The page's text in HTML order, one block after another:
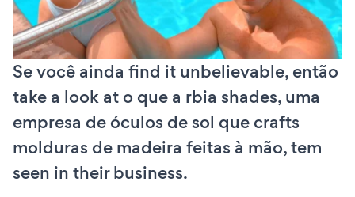
Se você ainda find it unbelievable, então
take a look at o que a rbia shades, uma
empresa de óculos de sol que crafts
molduras de madeira feitas à mão, tem
seen in their business.